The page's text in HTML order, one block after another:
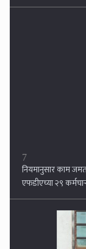
8
फडणवीस - शिंदे
आक्रमक, बावनकुळेंच्या